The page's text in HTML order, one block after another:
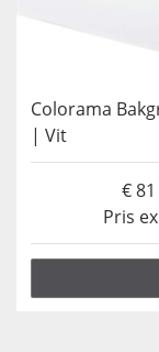
Colorama
| Vit
Pris
81